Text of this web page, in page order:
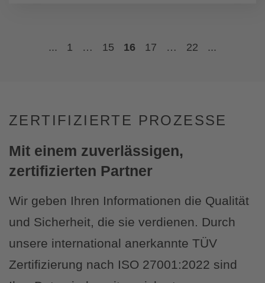
... 1 … 15 16 17 … 22 ...
ZERTIFIZIERTE PROZESSE
Mit einem zuverlässigen,
zertifizierten Partner
Wir geben Ihren Informationen die Qualität
und Sicherheit, die sie verdienen. Durch
unsere international anerkannte TÜV
Zertifizierung nach ISO 27001:2022 sind